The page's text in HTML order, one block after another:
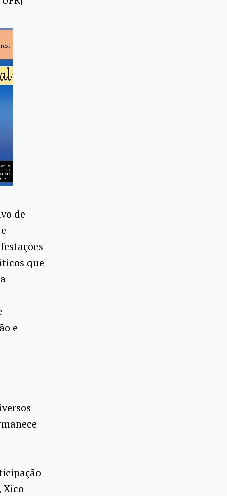
de
que
e
Xico